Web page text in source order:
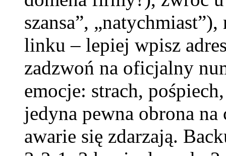
szansa”,
linku – lepiej wpisz
zadzwoń na oficjalny
emocje: strach,
jedyna pewna obrona
awarie się zdarzają.